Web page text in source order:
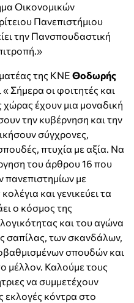
Οικονομικών
Πανεπιστήμιου
την Πανσπουδαστική
της ΚΝΕ Θοδωρής
« Σήμερα οι φοιτητές και
χώρας έχουν μια μοναδική
την κυβέρνηση και την
σύγχρονες,
πτυχία με αξία. Να
του άρθρου 16 που
πανεπιστημίων με
και γενικεύει τα
ο κόσμος της
και του αγώνα
σαπίλας, των σκανδάλων,
σπουδών και
μέλλον. Καλούμε τους
να συμμετέχουν
εκλογές κόντρα στο